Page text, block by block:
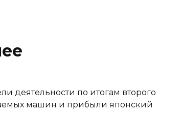
деятельности по итогам второго
машин и прибыли японский